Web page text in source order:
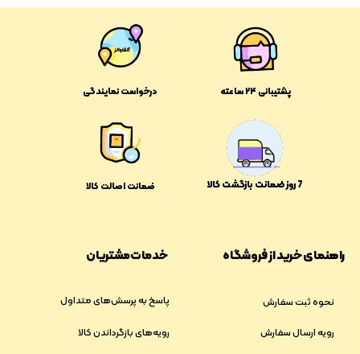
پشتیبانی ۲۴ ساعته درخواست نمایندگی
ضمانت اصالت کالا
راهنمای خرید از فروشگاه
نحوه ثبت سفارش
رویه ارسال سفارش
خدمات مشتریان
پاسخ به پرسش‌های متداول
رویه‌های بازگرداندن کالا
​​7 روز ضمانت بازگشت کالا